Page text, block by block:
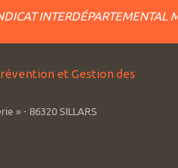
INTERDÉPARTEMENTAL
et Gestion des
» - 86320 SILLARS